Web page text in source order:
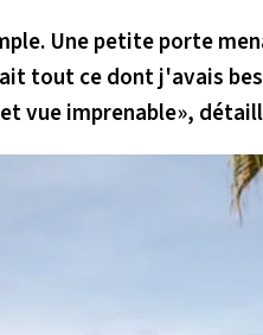
Une petite porte
tout ce dont j'avais
vue imprenable»,